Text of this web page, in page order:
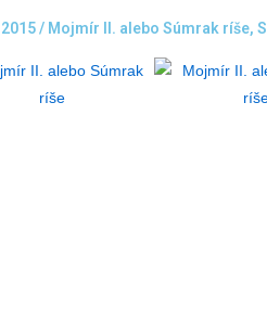
/ Mojmír II. alebo Súmrak ríše,